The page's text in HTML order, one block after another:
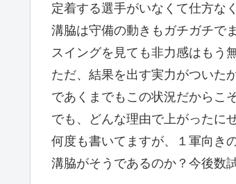
定着する選手がいなくて仕方な
溝脇は守備の動きもガチガチで
スイングを見ても非力感はもう
ただ、結果を出す実力がついた
であくまでもこの状況だからこ
でも、どんな理由で上がったに
何度も書いてますが、１軍向き
溝脇がそうであるのか？今後数